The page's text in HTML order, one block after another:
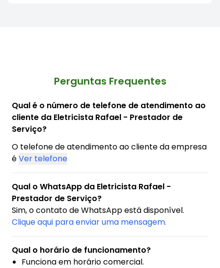
Perguntas Frequentes
Qual é o número de telefone de atendimento ao
cliente da Eletricista Rafael - Prestador de
Serviço?
O telefone de atendimento ao cliente da empresa
éVer telefone
Qual o WhatsApp da Eletricista Rafael -
Prestador de Serviço?
Sim, o contato de WhatsApp está disponível.
Clique aqui para enviar uma mensagem.
Qual o horário de funcionamento?
Funciona em horário comercial.